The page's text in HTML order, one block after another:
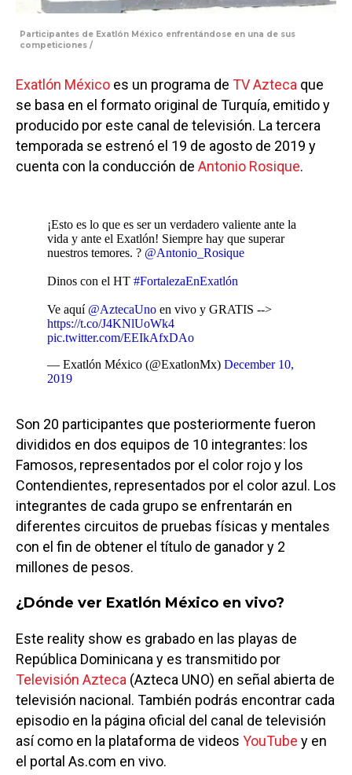
Participantes de Exatlón México enfrentándose en una de sus
competiciones /
Exatlón México es un programa de TV Azteca que
se basa en el formato original de Turquía, emitido y
producido por este canal de televisión. La tercera
temporada se estrenó el 19 de agosto de 2019 y
cuenta con la conducción de Antonio Rosique.
¡Esto es lo que es ser un verdadero valiente ante la
vida y ante el Exatlón! Siempre hay que superar
nuestros temores. ? @Antonio_Rosique
Dinos con el HT #FortalezaEnExatlón
Ve aquí @AztecaUno en vivo y GRATIS -->
https://t.co/J4KNlUoWk4
pic.twitter.com/EEIkAfxDAo
— Exatlón México (@ExatlonMx) December 10,
2019
Son 20 participantes que posteriormente fueron
divididos en dos equipos de 10 integrantes: los
Famosos, representados por el color rojo y los
Contendientes, representados por el color azul. Los
integrantes de cada grupo se enfrentarán en
diferentes circuitos de pruebas físicas y mentales
con el fin de obtener el título de ganador y 2
millones de pesos.
¿Dónde ver Exatlón México en vivo?
Este reality show es grabado en las playas de
República Dominicana y es transmitido por
Televisión Azteca (Azteca UNO) en señal abierta de
televisión nacional. También podrás encontrar cada
episodio en la página oficial del canal de televisión
así como en la plataforma de videos YouTube y en
el portal As.com en vivo.